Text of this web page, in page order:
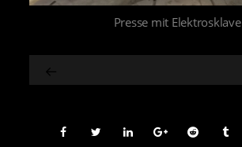
Presse mit Elektrosklave